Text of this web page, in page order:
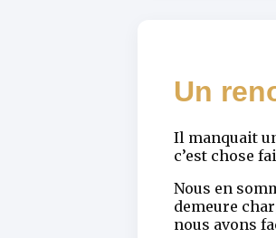
Un
Il manquait
c’est chose
Nous en
demeure
nous avons